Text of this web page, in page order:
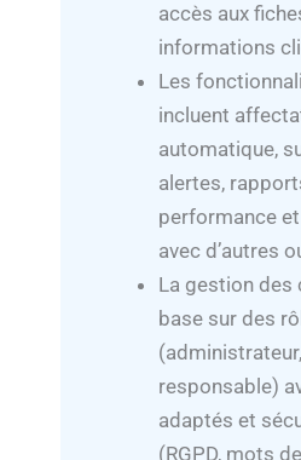
accès aux
informations
Les
incluent
automatique,
alertes,
performance
avec d’autres
La gestion des
base sur des
responsable)
adaptés et
(RGPD, mots